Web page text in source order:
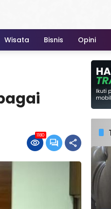
Wisata Bisnis Opini
1180